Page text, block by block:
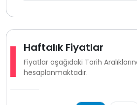
Haftalık Fiyatlar
Fiyatlar aşağıdaki Tarih
hesaplanmaktadır.